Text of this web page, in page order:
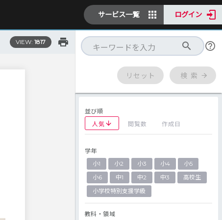
サービス一覧 ログイン
VIEW: 1817
リセット 検 索
並び順
人気
閲覧数 作成日
学年
小1
小2 小3 小4
小5
小6
中1 中2 中3
高校生
小学校特別支援学級
教科・領域